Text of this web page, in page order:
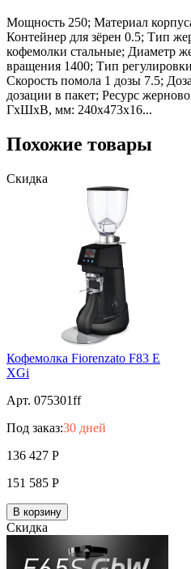
Мощность 250; Материал
Контейнер для зёрен 0.5; Тип
кофемолки стальные; Диаметр
вращения 1400; Тип
Скорость помола 1 дозы 7.5;
дозации в пакет; Ресурс
ГхШхВ, мм: 240х473х16...
Похожие товары
Скидка
Кофемолка Fiorenzato F83 E
XGi
Арт. 075301ff
Под заказ:30 дней
136 427 Р
151 585 Р
В корзину
Скидка